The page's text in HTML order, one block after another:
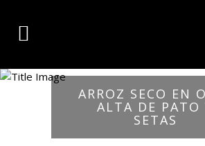
ARROZ SECO EN
ALTA DE PATO
SETAS